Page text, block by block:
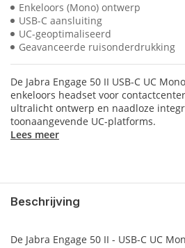
Enkeloors (Mono) ontwerp
USB-C aansluiting
UC-geoptimaliseerd
Geavanceerde ruisonderdrukking
De Jabra Engage 50 II USB-C UC
enkeloors headset voor
ultralicht ontwerp en naadloze
toonaangevende UC-platforms.
Lees meer
Beschrijving
De Jabra Engage 50 II - USB-C UC